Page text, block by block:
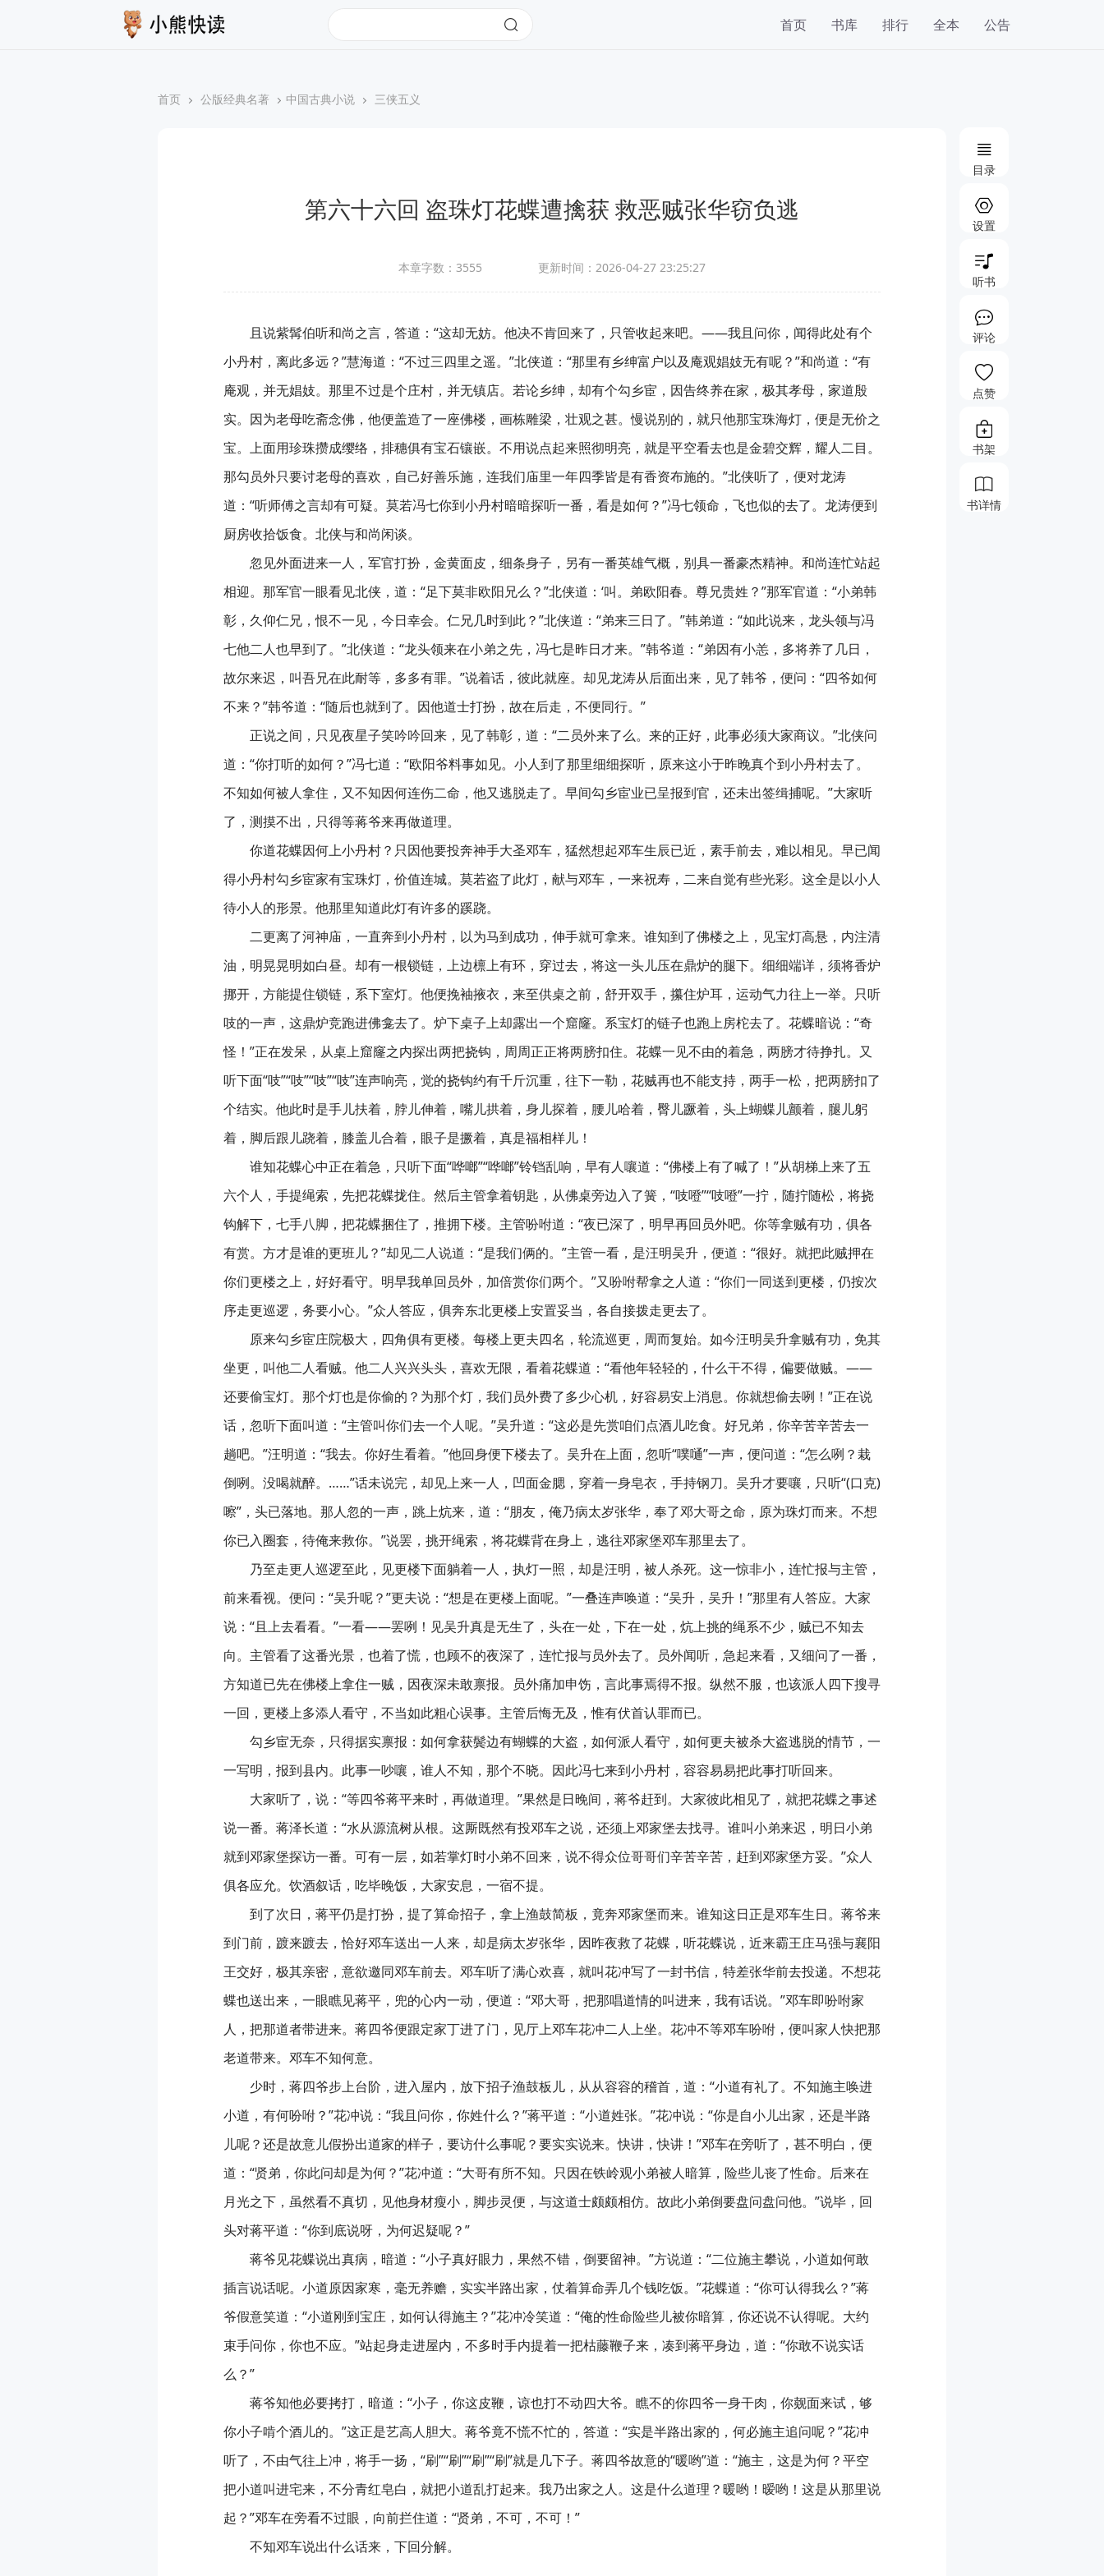
首页 书库 排行 全本 公告
首页 公版经典名著 中国古典小说 三侠五义
第六十六回 盗珠灯花蝶遭擒获 救恶贼张华窃负逃
本章字数： 3555 更新时间： 2026-04-27 23:25:27
且说紫髯伯听和尚之言，答道：“这却无妨。他决不肯回来了，只管收起来吧。——我且问你，闻得此处有个
小丹村，离此多远？”慧海道：“不过三四里之遥。”北侠道：“那里有乡绅富户以及庵观娼妓无有呢？”和尚道：“有
庵观，并无娼妓。那里不过是个庄村，并无镇店。若论乡绅，却有个勾乡宦，因告终养在家，极其孝母，家道殷
实。因为老母吃斋念佛，他便盖造了一座佛楼，画栋雕梁，壮观之甚。慢说别的，就只他那宝珠海灯，便是无价之
宝。上面用珍珠攒成缨络，排穗俱有宝石镶嵌。不用说点起来照彻明亮，就是平空看去也是金碧交辉，耀人二目。
那勾员外只要讨老母的喜欢，自己好善乐施，连我们庙里一年四季皆是有香资布施的。”北侠听了，便对龙涛
道：“听师傅之言却有可疑。莫若冯七你到小丹村暗暗探听一番，看是如何？”冯七领命，飞也似的去了。龙涛便到
厨房收拾饭食。北侠与和尚闲谈。
忽见外面进来一人，军官打扮，金黄面皮，细条身子，另有一番英雄气概，别具一番豪杰精神。和尚连忙站起
相迎。那军官一眼看见北侠，道：“足下莫非欧阳兄么？”北侠道：‘叫。弟欧阳春。尊兄贵姓？”那军官道：“小弟韩
彰，久仰仁兄，恨不一见，今日幸会。仁兄几时到此？”北侠道：“弟来三日了。”韩弟道：“如此说来，龙头领与冯
七他二人也早到了。”北侠道：“龙头领来在小弟之先，冯七是昨日才来。”韩爷道：“弟因有小恙，多将养了几日，
故尔来迟，叫吾兄在此耐等，多多有罪。”说着话，彼此就座。却见龙涛从后面出来，见了韩爷，便问：“四爷如何
不来？”韩爷道：“随后也就到了。因他道士打扮，故在后走，不便同行。”
正说之间，只见夜星子笑吟吟回来，见了韩彰，道：“二员外来了么。来的正好，此事必须大家商议。”北侠问
道：“你打听的如何？”冯七道：“欧阳爷料事如见。小人到了那里细细探听，原来这小于昨晚真个到小丹村去了。
不知如何被人拿住，又不知因何连伤二命，他又逃脱走了。早间勾乡宦业已呈报到官，还未出签缉捕呢。”大家听
了，测摸不出，只得等蒋爷来再做道理。
你道花蝶因何上小丹村？只因他要投奔神手大圣邓车，猛然想起邓车生辰已近，素手前去，难以相见。早已闻
得小丹村勾乡宦家有宝珠灯，价值连城。莫若盗了此灯，献与邓车，一来祝寿，二来自觉有些光彩。这全是以小人
待小人的形景。他那里知道此灯有许多的蹊跷。
二更离了河神庙，一直奔到小丹村，以为马到成功，伸手就可拿来。谁知到了佛楼之上，见宝灯高悬，内注清
油，明晃晃明如白昼。却有一根锁链，上边檩上有环，穿过去，将这一头儿压在鼎炉的腿下。细细端详，须将香炉
挪开，方能提住锁链，系下室灯。他便挽袖掖衣，来至供桌之前，舒开双手，攥住炉耳，运动气力往上一举。只听
吱的一声，这鼎炉竞跑进佛龛去了。炉下桌子上却露出一个窟窿。系宝灯的链子也跑上房柁去了。花蝶暗说：“奇
怪！”正在发呆，从桌上窟窿之内探出两把挠钩，周周正正将两膀扣住。花蝶一见不由的着急，两膀才待挣扎。又
听下面“吱”“吱”“吱”“吱”连声响亮，觉的挠钩约有千斤沉重，往下一勒，花贼再也不能支持，两手一松，把两膀扣了
个结实。他此时是手儿扶着，脖儿伸着，嘴儿拱着，身儿探着，腰儿哈着，臀儿蹶着，头上蝴蝶儿颤着，腿儿躬
着，脚后跟儿跷着，膝盖儿合着，眼子是撅着，真是福相样儿！
谁知花蝶心中正在着急，只听下面“哗啷”“哗啷”铃铛乱响，早有人嚷道：“佛楼上有了喊了！”从胡梯上来了五
六个人，手提绳索，先把花蝶拢住。然后主管拿着钥匙，从佛桌旁边入了簧，“吱噔”“吱噔”一拧，随拧随松，将挠
钩解下，七手八脚，把花蝶捆住了，推拥下楼。主管吩咐道：“夜已深了，明早再回员外吧。你等拿贼有功，俱各
有赏。方才是谁的更班儿？”却见二人说道：“是我们俩的。”主管一看，是汪明吴升，便道：“很好。就把此贼押在
你们更楼之上，好好看守。明早我单回员外，加倍赏你们两个。”又吩咐帮拿之人道：“你们一同送到更楼，仍按次
序走更巡逻，务要小心。”众人答应，俱奔东北更楼上安置妥当，各自接拨走更去了。
原来勾乡宦庄院极大，四角俱有更楼。每楼上更夫四名，轮流巡更，周而复始。如今汪明吴升拿贼有功，免其
坐更，叫他二人看贼。他二人兴兴头头，喜欢无限，看着花蝶道：“看他年轻轻的，什么干不得，偏要做贼。——
还要偷宝灯。那个灯也是你偷的？为那个灯，我们员外费了多少心机，好容易安上消息。你就想偷去咧！”正在说
话，忽听下面叫道：“主管叫你们去一个人呢。”吴升道：“这必是先赏咱们点酒儿吃食。好兄弟，你辛苦辛苦去一
趟吧。”汪明道：“我去。你好生看着。”他回身便下楼去了。吴升在上面，忽听“噗嗵”一声，便问道：“怎么咧？栽
倒咧。没喝就醉。……”话未说完，却见上来一人，凹面金腮，穿着一身皂衣，手持钢刀。吴升才要嚷，只听“(口克)
嚓”，头已落地。那人忽的一声，跳上炕来，道：“朋友，俺乃病太岁张华，奉了邓大哥之命，原为珠灯而来。不想
你已入圈套，待俺来救你。”说罢，挑开绳索，将花蝶背在身上，逃往邓家堡邓车那里去了。
乃至走更人巡逻至此，见更楼下面躺着一人，执灯一照，却是汪明，被人杀死。这一惊非小，连忙报与主管，
前来看视。便问：“吴升呢？”更夫说：“想是在更楼上面呢。”一叠连声唤道：“吴升，吴升！”那里有人答应。大家
说：“且上去看看。”一看——罢咧！见吴升真是无生了，头在一处，下在一处，炕上挑的绳系不少，贼已不知去
向。主管看了这番光景，也着了慌，也顾不的夜深了，连忙报与员外去了。员外闻听，急起来看，又细问了一番，
方知道已先在佛楼上拿住一贼，因夜深未敢禀报。员外痛加申饬，言此事焉得不报。纵然不服，也该派人四下搜寻
一回，更楼上多添人看守，不当如此粗心误事。主管后悔无及，惟有伏首认罪而已。
勾乡宦无奈，只得据实禀报：如何拿获鬓边有蝴蝶的大盗，如何派人看守，如何更夫被杀大盗逃脱的情节，一
一写明，报到县内。此事一吵嚷，谁人不知，那个不晓。因此冯七来到小丹村，容容易易把此事打听回来。
大家听了，说：“等四爷蒋平来时，再做道理。”果然是日晚间，蒋爷赶到。大家彼此相见了，就把花蝶之事述
说一番。蒋泽长道：“水从源流树从根。这厮既然有投邓车之说，还须上邓家堡去找寻。谁叫小弟来迟，明日小弟
就到邓家堡探访一番。可有一层，如若掌灯时小弟不回来，说不得众位哥哥们辛苦辛苦，赶到邓家堡方妥。”众人
俱各应允。饮酒叙话，吃毕晚饭，大家安息，一宿不提。
到了次日，蒋平仍是打扮，提了算命招子，拿上渔鼓简板，竟奔邓家堡而来。谁知这日正是邓车生日。蒋爷来
到门前，踱来踱去，恰好邓车送出一人来，却是病太岁张华，因昨夜救了花蝶，听花蝶说，近来霸王庄马强与襄阳
王交好，极其亲密，意欲邀同邓车前去。邓车听了满心欢喜，就叫花冲写了一封书信，特差张华前去投递。不想花
蝶也送出来，一眼瞧见蒋平，兜的心内一动，便道：“邓大哥，把那唱道情的叫进来，我有话说。”邓车即吩咐家
人，把那道者带进来。蒋四爷便跟定家丁进了门，见厅上邓车花冲二人上坐。花冲不等邓车吩咐，便叫家人快把那
老道带来。邓车不知何意。
少时，蒋四爷步上台阶，进入屋内，放下招子渔鼓板儿，从从容容的稽首，道：“小道有礼了。不知施主唤进
小道，有何吩咐？”花冲说：“我且问你，你姓什么？”蒋平道：“小道姓张。”花冲说：“你是自小儿出家，还是半路
儿呢？还是故意儿假扮出道家的样子，要访什么事呢？要实实说来。快讲，快讲！”邓车在旁听了，甚不明白，便
道：“贤弟，你此问却是为何？”花冲道：“大哥有所不知。只因在铁岭观小弟被人暗算，险些儿丧了性命。后来在
月光之下，虽然看不真切，见他身材瘦小，脚步灵便，与这道士颇颇相仿。故此小弟倒要盘问盘问他。”说毕，回
头对蒋平道：“你到底说呀，为何迟疑呢？”
蒋爷见花蝶说出真病，暗道：“小子真好眼力，果然不错，倒要留神。”方说道：“二位施主攀说，小道如何敢
插言说话呢。小道原因家寒，毫无养赡，实实半路出家，仗着算命弄几个钱吃饭。”花蝶道：“你可认得我么？”蒋
爷假意笑道：“小道刚到宝庄，如何认得施主？”花冲冷笑道：“俺的性命险些儿被你暗算，你还说不认得呢。大约
束手问你，你也不应。”站起身走进屋内，不多时手内提着一把枯藤鞭子来，凑到蒋平身边，道：“你敢不说实话
么？”
蒋爷知他必要拷打，暗道：“小子，你这皮鞭，谅也打不动四大爷。瞧不的你四爷一身干肉，你觌面来试，够
你小子啃个酒儿的。”这正是艺高人胆大。蒋爷竟不慌不忙的，答道：“实是半路出家的，何必施主追问呢？”花冲
听了，不由气往上冲，将手一扬，“刷”“刷”“刷”“刷”就是几下子。蒋四爷故意的“暖哟”道：“施主，这是为何？平空
把小道叫进宅来，不分青红皂白，就把小道乱打起来。我乃出家之人。这是什么道理？暖哟！暧哟！这是从那里说
起？”邓车在旁看不过眼，向前拦住道：“贤弟，不可，不可！”
不知邓车说出什么话来，下回分解。
目录
设置
听书
评论
点赞
书架
书详情